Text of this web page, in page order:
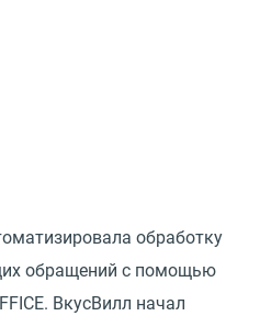
обработку
обращений с помощью
ВкусВилл начал